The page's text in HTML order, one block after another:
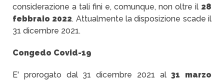
considerazione a tali fini e, comunque, non oltre il 28
febbraio 2022. Attualmente la disposizione scade il
31 dicembre 2021.
Congedo Covid-19
E' prorogato dal 31 dicembre 2021 al31 marzo